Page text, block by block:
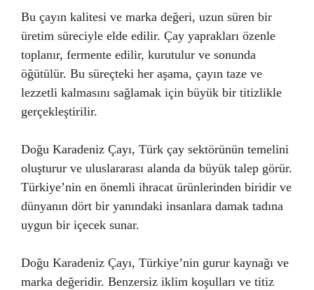
Bu çayın kalitesi ve marka değeri, uzun süren bir
üretim süreciyle elde edilir. Çay yaprakları özenle
toplanır, fermente edilir, kurutulur ve sonunda
öğütülür. Bu süreçteki her aşama, çayın taze ve
lezzetli kalmasını sağlamak için büyük bir titizlikle
gerçekleştirilir.
Doğu Karadeniz Çayı, Türk çay sektörünün temelini
oluşturur ve uluslararası alanda da büyük talep görür.
Türkiye’nin en önemli ihracat ürünlerinden biridir ve
dünyanın dört bir yanındaki insanlara damak tadına
uygun bir içecek sunar.
Doğu Karadeniz Çayı, Türkiye’nin gurur kaynağı ve
marka değeridir. Benzersiz iklim koşulları ve titiz